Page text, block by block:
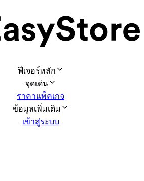
ฟีเจอร์หลัก
จุดเด่น
ราคาแพ็คเกจ
ข้อมูลเพิ่มเติม
เข้าสู่ระบบ